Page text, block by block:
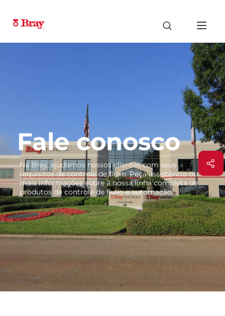
Fale conosco
Na Bray, ajudamos nossos clientes com seus
requisitos de controle de fluxo. Peça assistência ou
mais informações sobre a nossa linha completa de
produtos de controle de fluxo e automação.